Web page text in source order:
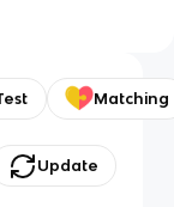
Matching
Update